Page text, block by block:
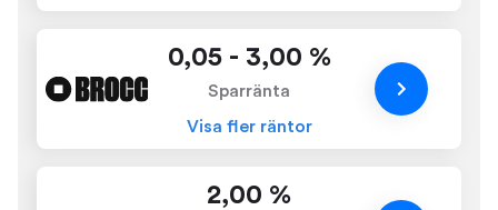
0,05 - 3,00 %
Sparränta
Visa fler räntor
2,00 %